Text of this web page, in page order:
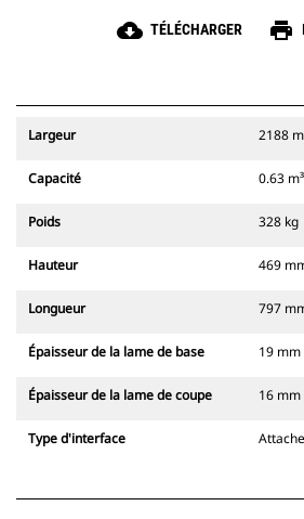
cloud_download TÉLÉCHARGER print
Largeur 2188
Capacité 0.63 m³
Poids 328 kg
Hauteur 469
Longueur 797
Épaisseur de la lame de base 19 mm
Épaisseur de la lame de coupe 16 mm
Type d'interface